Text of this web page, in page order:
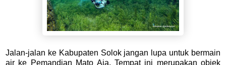
Jalan-jalan ke Kabupaten Solok jangan lupa untuk bermain
air ke Pemandian Mato Aia. Tempat ini merupakan objek